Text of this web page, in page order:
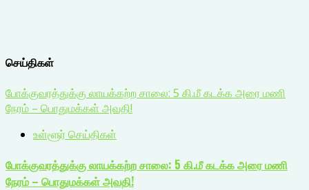
செய்திகள்
போக்குவரத்துக்கு லாயக்கற்ற சாலை: 5 கி.மீ கடக்க அரை மணி
நேரம் – பொதுமக்கள் அவதி!
உள்ளூர் செய்திகள்
போக்குவரத்துக்கு லாயக்கற்ற சாலை: 5 கி.மீ கடக்க அரை மணி
நேரம் – பொதுமக்கள் அவதி!